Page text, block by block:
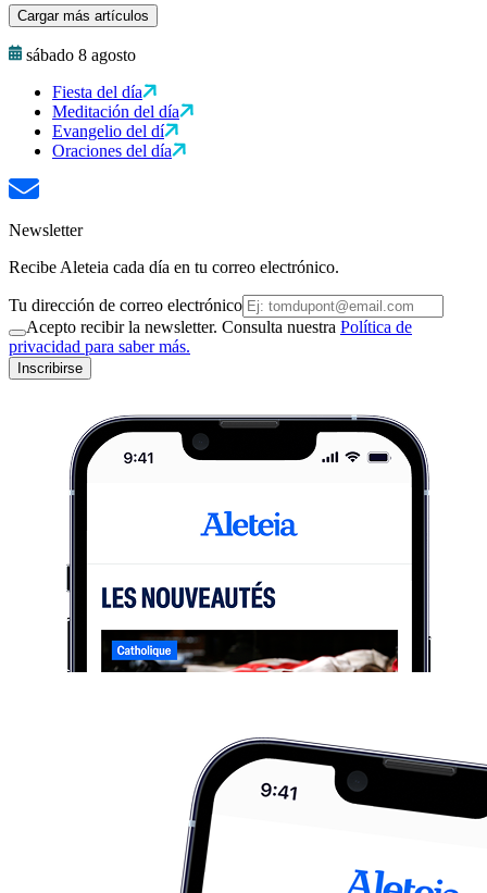
Cargar más artículos
sábado 8 agosto
Fiesta del día
Meditación del día
Evangelio del dí
Oraciones del día
Newsletter
Recibe Aleteia cada día en tu correo electrónico.
Tu dirección de correo electrónico
Acepto recibir la newsletter. Consulta nuestra Política de
privacidad para saber más.
Inscribirse